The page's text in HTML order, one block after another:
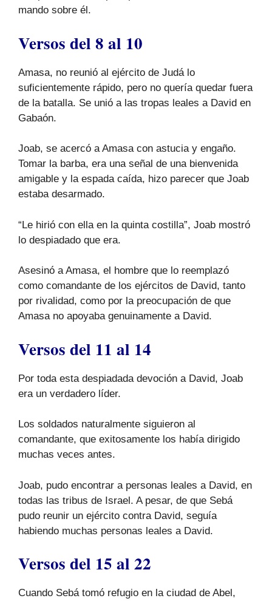
mando sobre él.
Versos del 8 al 10
Amasa, no reunió al ejército de Judá lo
suficientemente rápido, pero no quería quedar fuera
de la batalla. Se unió a las tropas leales a David en
Gabaón.
Joab, se acercó a Amasa con astucia y engaño.
Tomar la barba, era una señal de una bienvenida
amigable y la espada caída, hizo parecer que Joab
estaba desarmado.
“Le hirió con ella en la quinta costilla”, Joab mostró
lo despiadado que era.
Asesinó a Amasa, el hombre que lo reemplazó
como comandante de los ejércitos de David, tanto
por rivalidad, como por la preocupación de que
Amasa no apoyaba genuinamente a David.
Versos del 11 al 14
Por toda esta despiadada devoción a David, Joab
era un verdadero líder.
Los soldados naturalmente siguieron al
comandante, que exitosamente los había dirigido
muchas veces antes.
Joab, pudo encontrar a personas leales a David, en
todas las tribus de Israel. A pesar, de que Sebá
pudo reunir un ejército contra David, seguía
habiendo muchas personas leales a David.
Versos del 15 al 22
Cuando Sebá tomó refugio en la ciudad de Abel,